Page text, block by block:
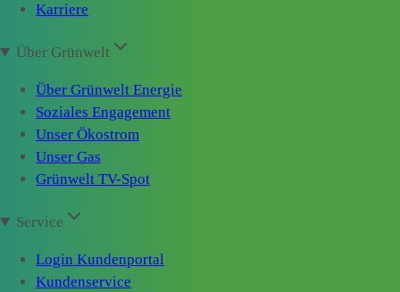
Karriere
Über Grünwelt
Über Grünwelt Energie
Soziales Engagement
Unser Ökostrom
Unser Gas
Grünwelt TV-Spot
Service
Login Kundenportal
Kundenservice